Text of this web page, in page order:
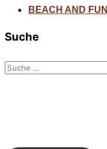
BEACH AND FUN
Suche
Suchen
nach: